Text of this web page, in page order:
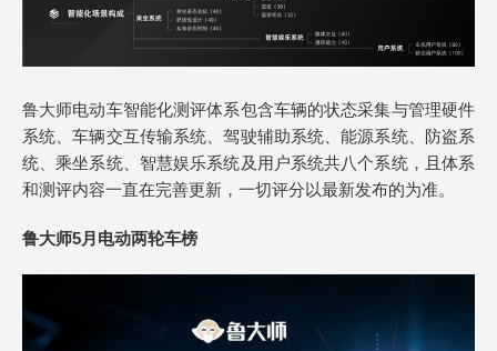
鲁大师电动车智能化测评体系包含车辆的状态采集与管理硬件
系统、车辆交互传输系统、驾驶辅助系统、能源系统、防盗系
统、乘坐系统、智慧娱乐系统及用户系统共八个系统，且体系
和测评内容一直在完善更新，一切评分以最新发布的为准。
鲁大师5月电动两轮车榜